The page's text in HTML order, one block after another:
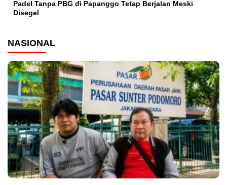
Padel Tanpa PBG di Papanggo Tetap Berjalan Meski
Disegel
NASIONAL